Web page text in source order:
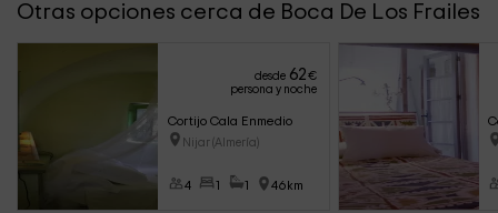
Otras opciones cerca de Boca De Los Frailes
desde 62€
persona y noche
Cortijo Cala Enmedio
Nijar (Almería)
4 1 1 46km